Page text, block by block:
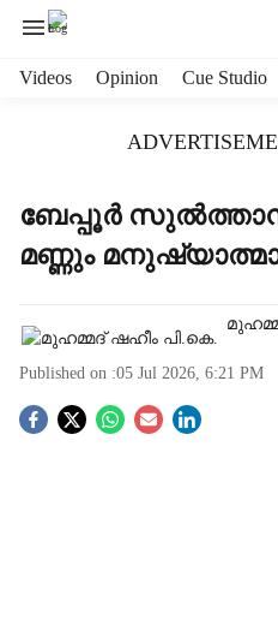
Videos Opinion Cue Studio
ബേപ്പൂർ
മണ്ണും
Published on :05 Jul 2026, 6:21 PM
S